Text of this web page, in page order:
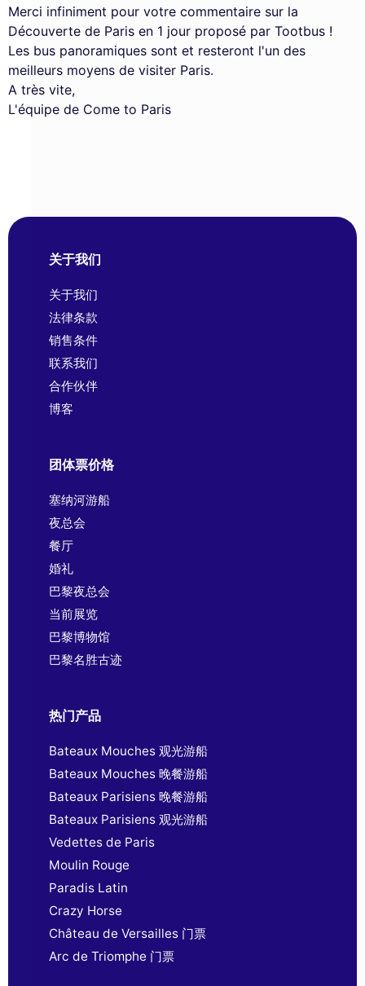
Merci infiniment pour votre commentaire sur la
Découverte de Paris en 1 jour proposé par Tootbus !
Les bus panoramiques sont et resteront l'un des
meilleurs moyens de visiter Paris.
A très vite,
L'équipe de Come to Paris
关于我们
关于我们
法律条款
销售条件
联系我们
合作伙伴
博客
团体票价格
塞纳河游船
夜总会
餐厅
婚礼
巴黎夜总会
当前展览
巴黎博物馆
巴黎名胜古迹
热门产品
Bateaux Mouches 观光游船
Bateaux Mouches 晚餐游船
Bateaux Parisiens 晚餐游船
Bateaux Parisiens 观光游船
Vedettes de Paris
Moulin Rouge
Paradis Latin
Crazy Horse
Château de Versailles 门票
Arc de Triomphe 门票